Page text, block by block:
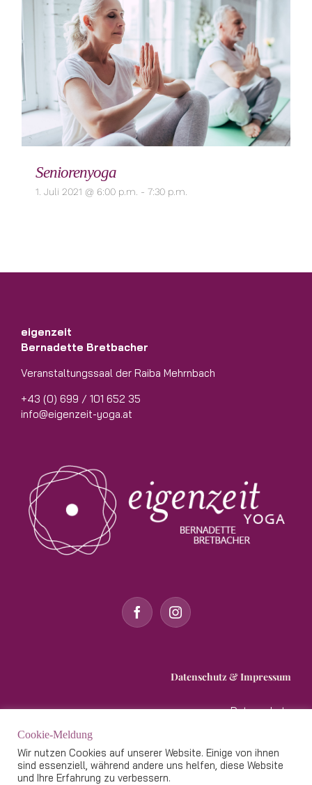
Seniorenyoga
1. Juli 2021 @ 6:00 p.m. - 7:30 p.m.
eigenzeit
Bernadette Bretbacher
Veranstaltungssaal der Raiba Mehrnbach
+43 (0) 699 / 101 652 35
info@eigenzeit-yoga.at
Datenschutz & Impressum
Datenschutz
Cookie-Meldung
Wir nutzen Cookies auf unserer Website. Einige von ihnen
sind essenziell, während andere uns helfen, diese Website
und Ihre Erfahrung zu verbessern.